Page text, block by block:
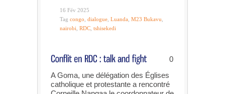
16 Fév 2025
Tag congo, dialogue, Luanda, M23 Bukavu,
nairobi, RDC, tshisekedi
0
A Goma, une délégation des Églises
catholique et protestante a rencontré